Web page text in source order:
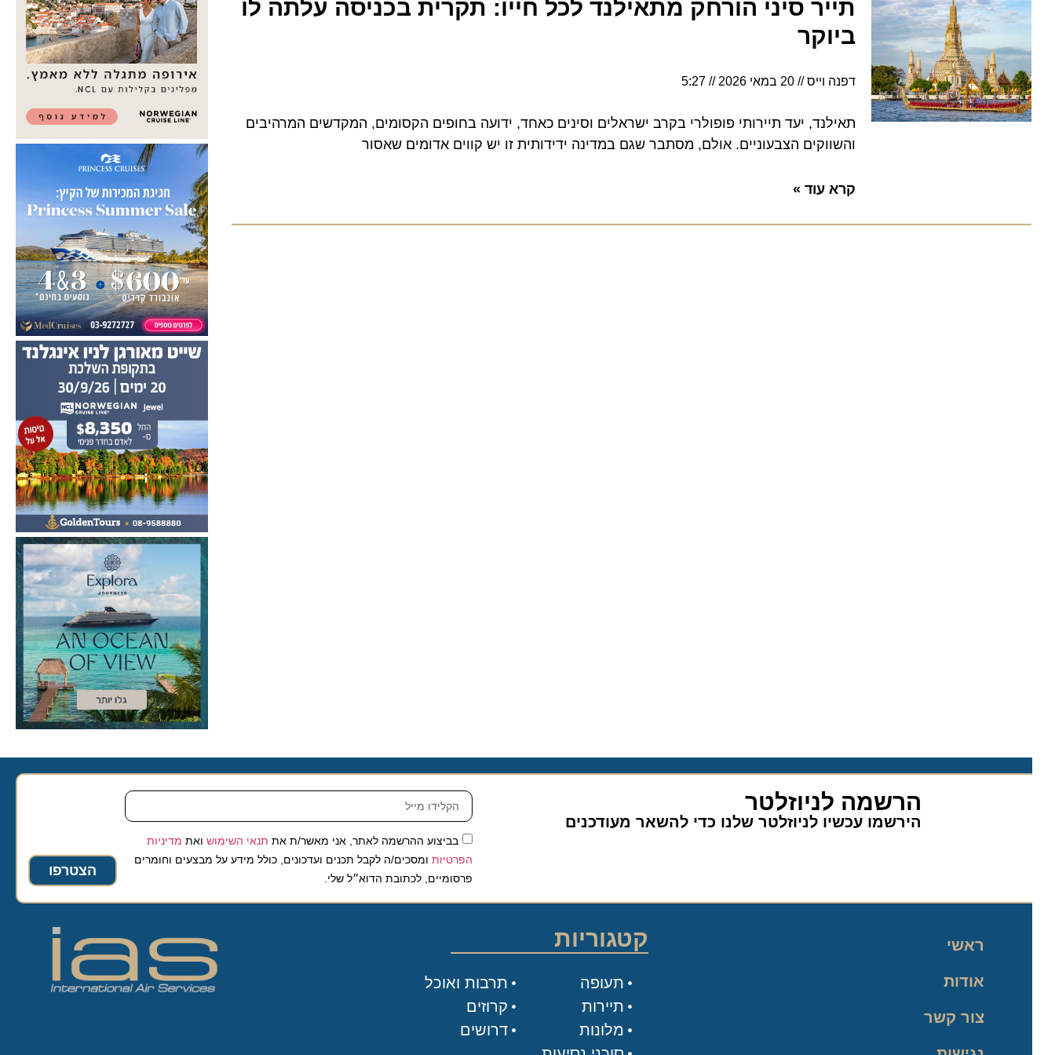
תייר סיני הורחק מתאילנד לכל חייו: תקרית בכניסה עלתה לו
ביוקר
דפנה וייס 20 במאי 2026 5:27
תאילנד, יעד תיירותי פופולרי בקרב ישראלים וסינים כאחד, ידועה בחופים הקסומים, המקדשים המרהיבים
והשווקים הצבעוניים. אולם, מסתבר שגם במדינה ידידותית זו יש קווים אדומים שאסור
קרא עוד »
הרשמה לניוזלטר
הירשמו עכשיו לניוזלטר שלנו כדי להשאר מעודכנים
בביצוע ההרשמה לאתר, אני מאשר/ת אתתנאי השימושואת מדיניות
הפרטיותומסכים/ה לקבל תכנים ועדכונים, כולל מידע על מבצעים וחומרים
פרסומיים, לכתובת הדוא״ל שלי.
הצטרפו
ראשי
אודות
צור קשר
קטגוריות
תעופה
תיירות
מלונות
תרבות ואוכל
קרוזים
דרושים